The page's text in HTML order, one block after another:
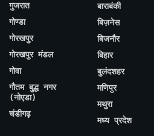
गुजरात
गोण्डा
गोरखपुर
गोरखपुर मंडल
गोवा
गौतम बुद्ध नगर
(नोएडा)
चंडीगढ़
बाराबंकी
बिज़नेस
बिजनौर
बिहार
बुलंदशहर
मणिपुर
मथुरा
मध्य प्रदेश